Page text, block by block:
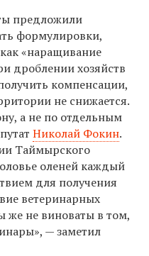
предложили
формулировки,
«наращивание
дроблении хозяйств
компенсации,
не снижается.
а не по отдельным
Николай Фокин.
Таймырского
оленей каждый
для получения
ветеринарных
же не виноваты в том,
— заметил